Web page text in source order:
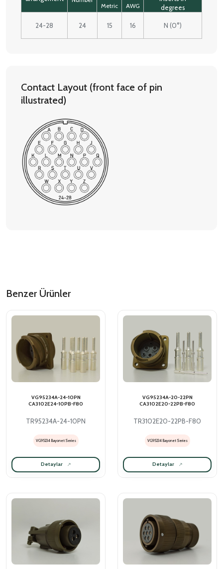
degrees
Metric
AWG
24-28 24 15 16 N (0°)
Contact Layout (front face of pin
illustrated)
Benzer Ürünler
VG95234A-24-10PN
CA3102E24-10PB-F80
TR95234A-24-10PN
VG95234 Bayonet Series
Detaylar
VG95234A-20-22PN
CA3102E20-22PB-F80
TR3102E20-22PB-F80
VG95234 Bayonet Series
Detaylar